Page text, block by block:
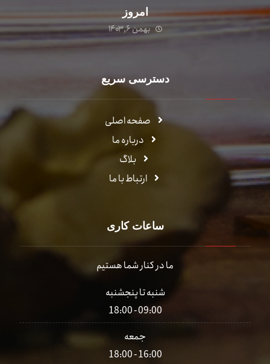
امروز
بهمن ۶, ۱۴۰۳
دسترسی سریع
صفحه اصلی
درباره ما
بلاگ
ارتباط با ما
ساعات کاری
ما در کنار شما هستیم
شنبه تا پنجشنبه
09:00 - 18:00
جمعه
16:00 - 18:00